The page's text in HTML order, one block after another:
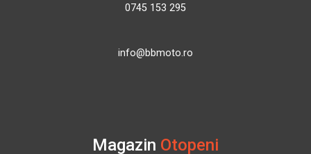
0745 153 295
info@bbmoto.ro
Magazin Otopeni